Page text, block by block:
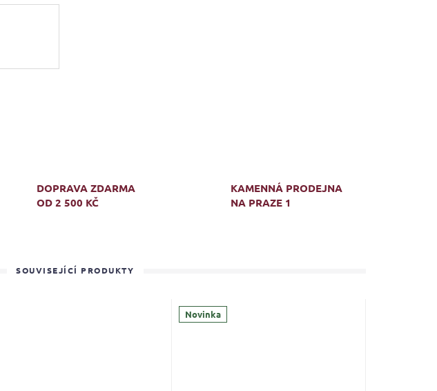
DOPRAVA ZDARMA
OD 2 500 KČ
KAMENNÁ PRODEJNA
NA PRAZE 1
SOUVISEJÍCÍ PRODUKTY
Novinka